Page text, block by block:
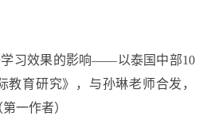
学习效果的影响——以泰国中部10
教育研究》，与孙琳老师合发，
一作者）